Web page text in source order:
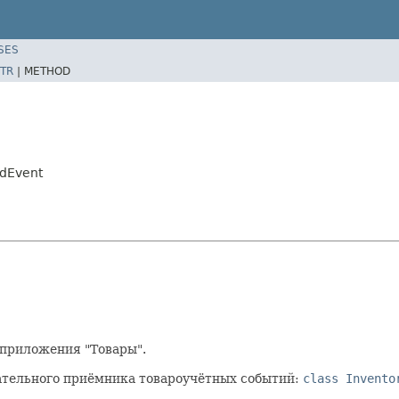
| METHOD
"Товары".
приёмника товароучётных событий: class